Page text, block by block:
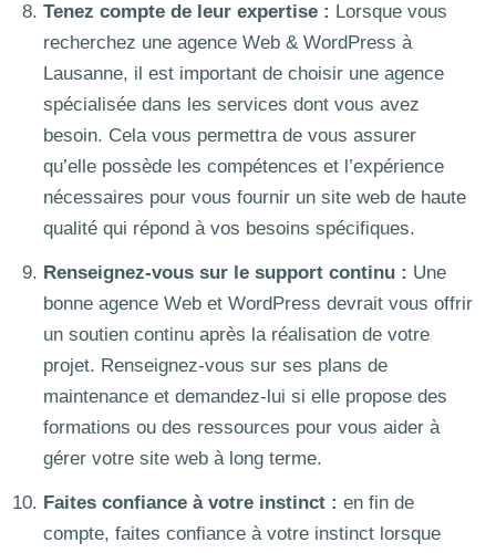
Tenez compte de leur expertise : Lorsque vous
recherchez une agence Web & WordPress à
Lausanne, il est important de choisir une agence
spécialisée dans les services dont vous avez
besoin. Cela vous permettra de vous assurer
qu’elle possède les compétences et l’expérience
nécessaires pour vous fournir un site web de haute
qualité qui répond à vos besoins spécifiques.
Renseignez-vous sur le support continu : Une
bonne agence Web et WordPress devrait vous offrir
un soutien continu après la réalisation de votre
projet. Renseignez-vous sur ses plans de
maintenance et demandez-lui si elle propose des
formations ou des ressources pour vous aider à
gérer votre site web à long terme.
Faites confiance à votre instinct :en fin de
compte, faites confiance à votre instinct lorsque